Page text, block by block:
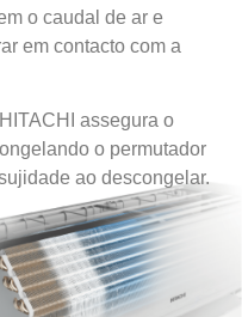
o caudal de ar e
em contacto com a
assegura o
o permutador
ao descongelar.